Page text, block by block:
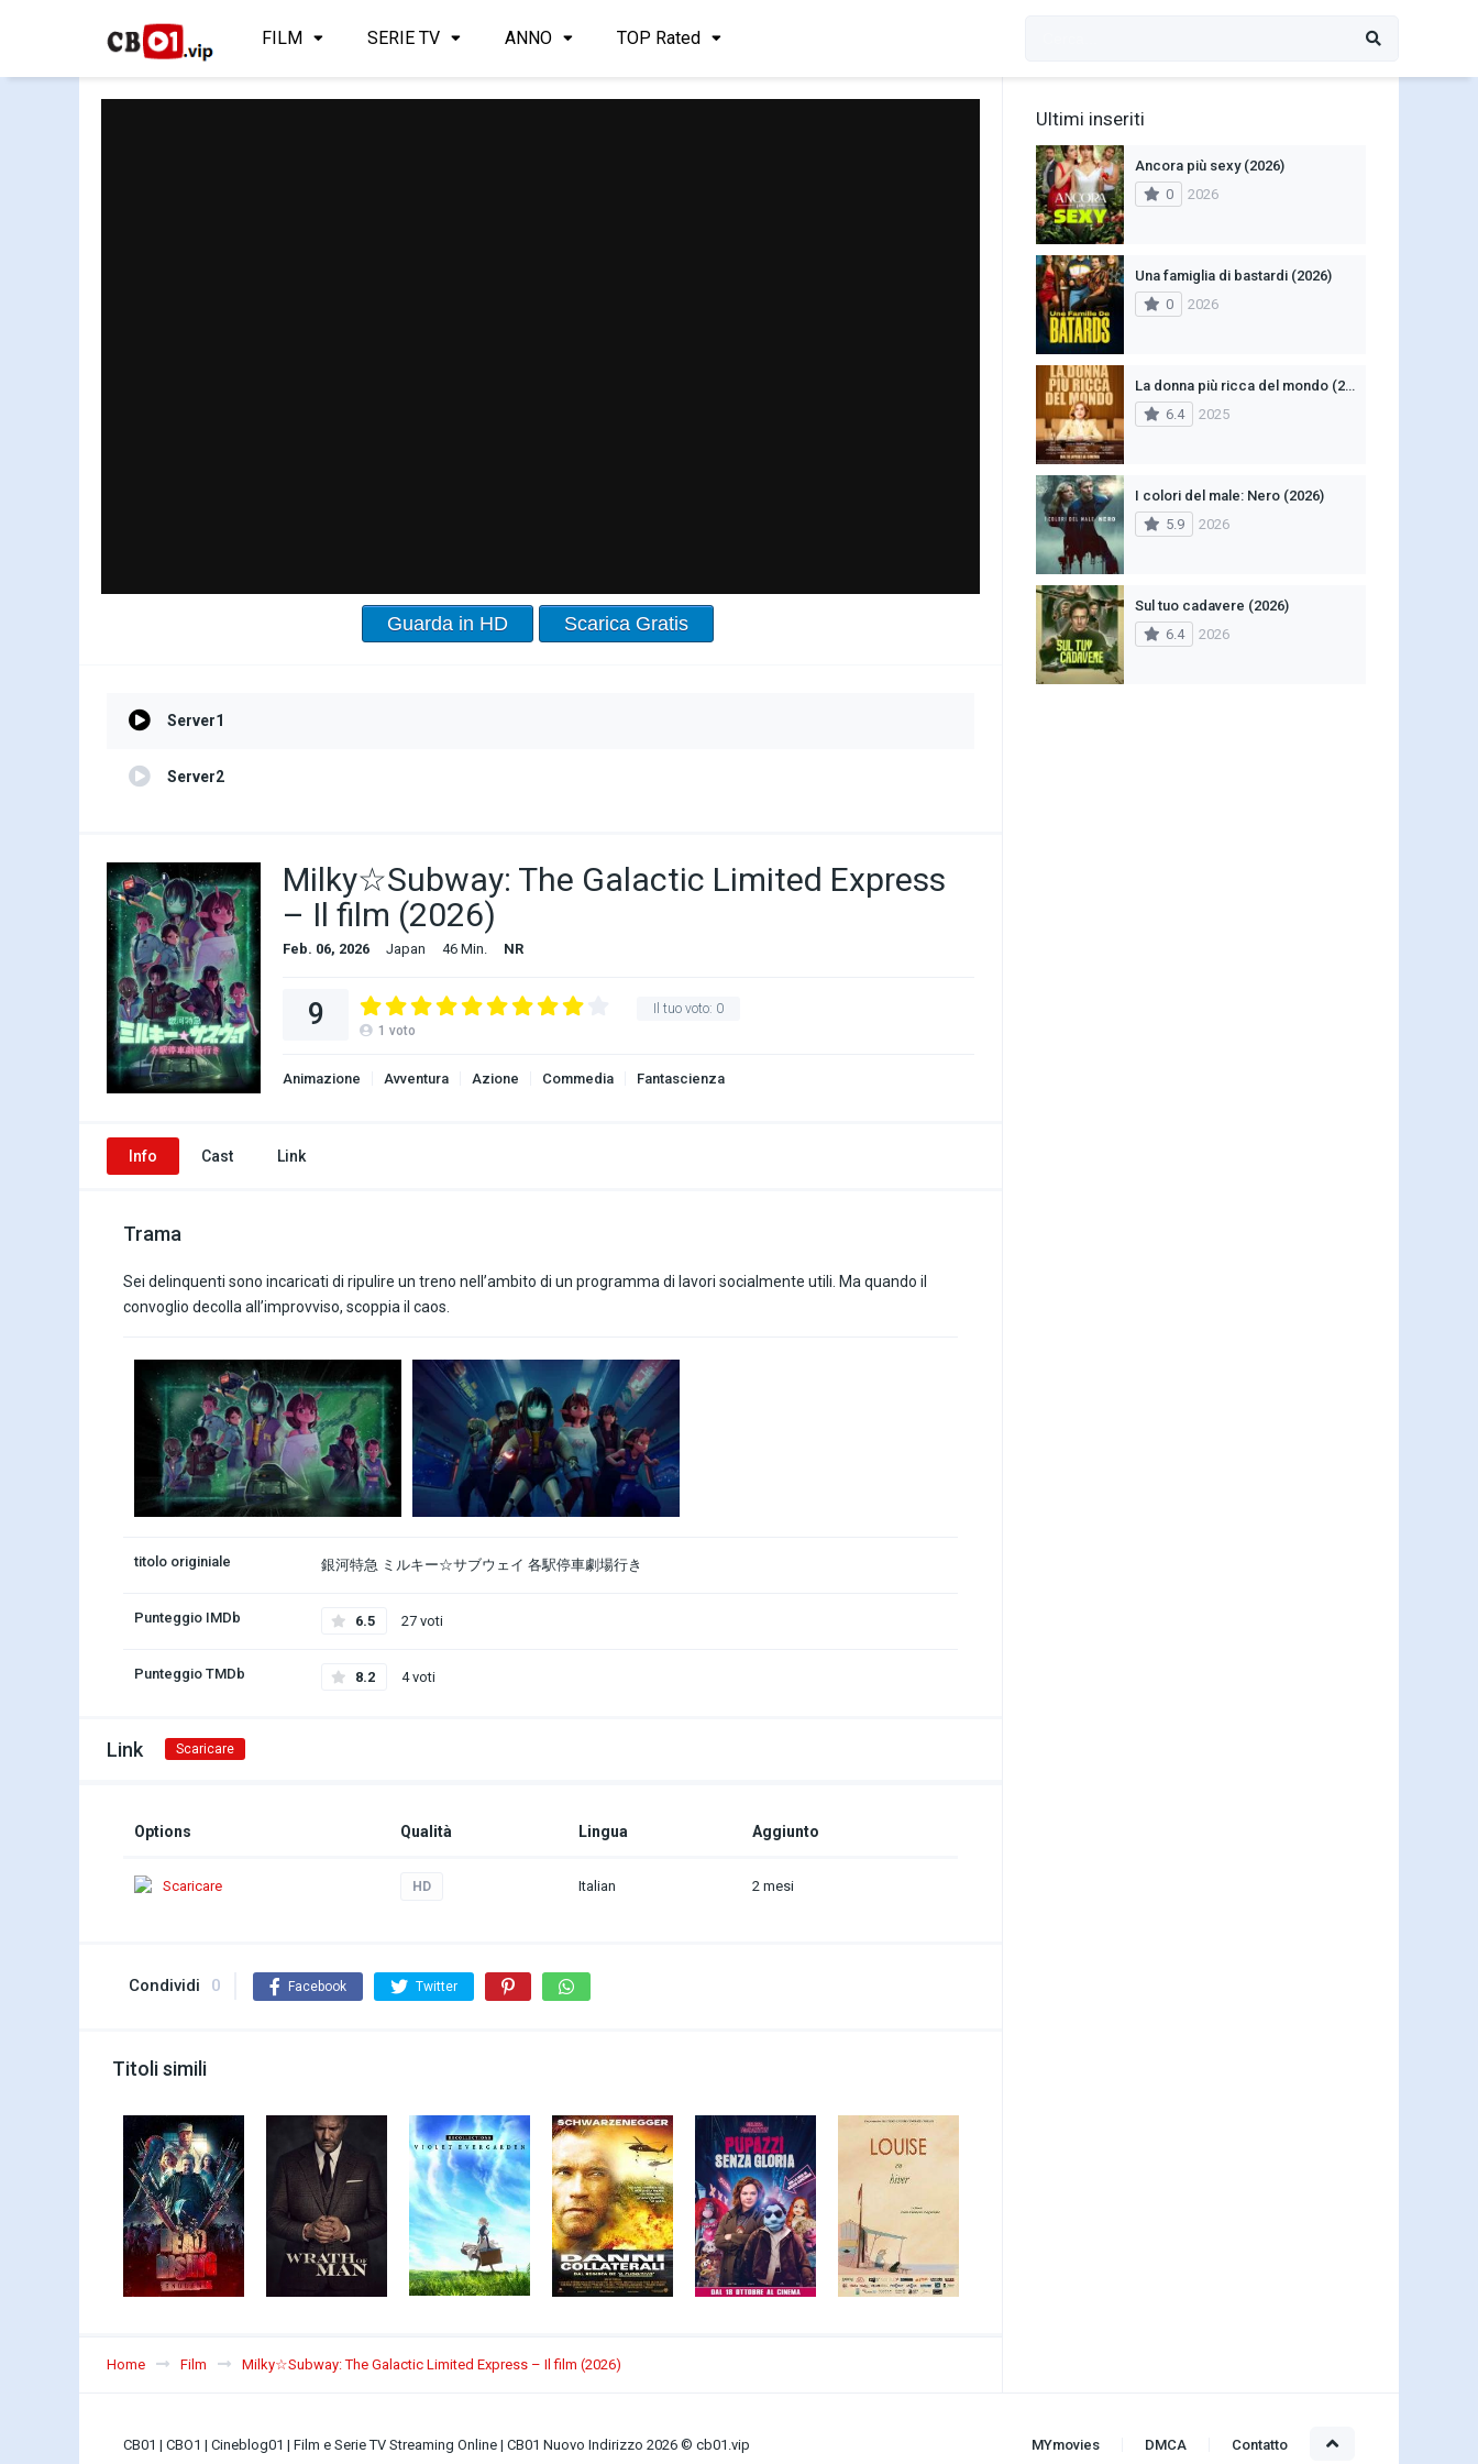
FILM SERIE TV ANNO TOP Rated
Guarda in HD Scarica Gratis
Server1
Server2
Milky☆Subway: The Galactic Limited Express
– Il film (2026)
Feb. 06, 2026 Japan 46 Min. NR
Il tuo voto: 0
9 1 voto
Animazione Avventura Azione Commedia Fantascienza
Info Cast Link
Trama
Sei delinquenti sono incaricati di ripulire un treno nell’ambito di un programma di lavori socialmente utili. Ma quando il
convoglio decolla all’improvviso, scoppia il caos.
titolo originiale 銀河特急 ミルキー☆サブウェイ 各駅停車劇場行き
Punteggio IMDb 6.5 27 voti
Punteggio TMDb 8.2 4 voti
Link Scaricare
Options Qualità Lingua Aggiunto
Scaricare HD Italian 2 mesi
Condividi 0 Facebook Twitter
Titoli simili
Home Film Milky☆Subway: The Galactic Limited Express – Il film (2026)
Ultimi inseriti
Ancora più sexy (2026)
0
2026
Una famiglia di bastardi (2026)
0
2026
La donna più ricca del mondo (2025)
6.4
2025
I colori del male: Nero (2026)
5.9
2026
Sul tuo cadavere (2026)
6.4
2026
CB01 | CBO1 | Cineblog01 | Film e Serie TV Streaming Online | CB01 Nuovo Indirizzo 2026 © cb01.vip MYmovies DMCA Contatto